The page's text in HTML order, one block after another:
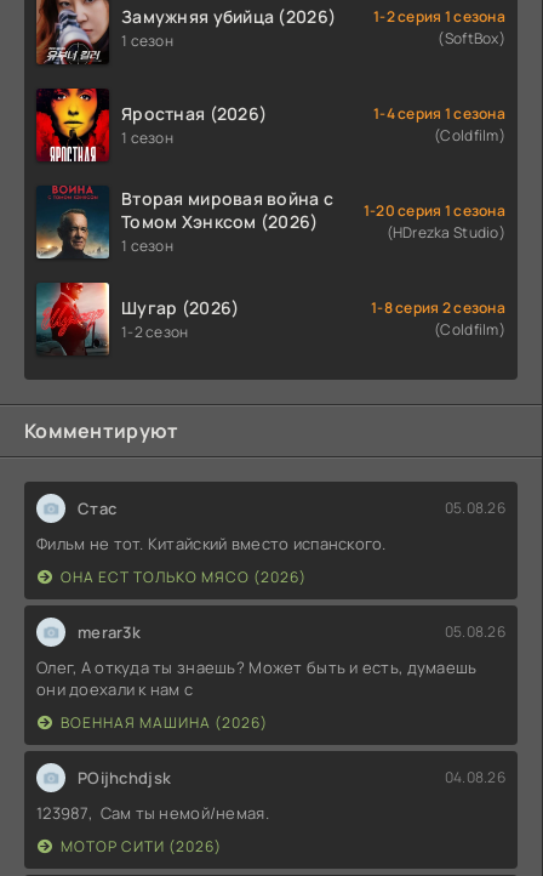
Замужняя убийца (2026)
1 сезон
1-2 серия 1 сезона
(SoftBox)
Яростная (2026)
1 сезон
1-4 серия 1 сезона
(Coldfilm)
Вторая мировая война с
Томом Хэнксом (2026)
1 сезон
1-20 серия 1 сезона
(HDrezka Studio)
Шугар (2026)
1-2 сезон
1-8 серия 2 сезона
(Coldfilm)
Комментируют
Стас 05.08.26
Фильм не тот. Китайский вместо испанского.
ОНА ЕСТ ТОЛЬКО МЯСО (2026)
merar3k 05.08.26
Олег, А откуда ты знаешь? Может быть и есть, думаешь
они доехали к нам с
ВОЕННАЯ МАШИНА (2026)
POijhchdjsk 04.08.26
123987, Сам ты немой/немая.
МОТОР СИТИ (2026)